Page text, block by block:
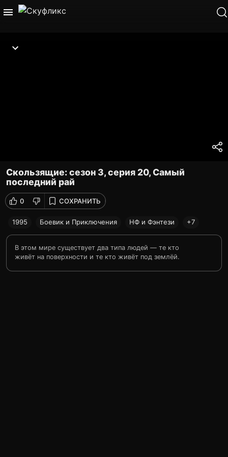
Скользящие: сезон 3, серия 20, Самый
последний рай
0 СОХРАНИТЬ
1995 Боевик и Приключения НФ и Фэнтези +7
В этом мире существует два типа людей — те кто
живёт на поверхности и те кто живёт под землёй.